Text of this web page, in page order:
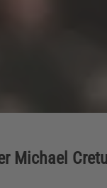
Michael